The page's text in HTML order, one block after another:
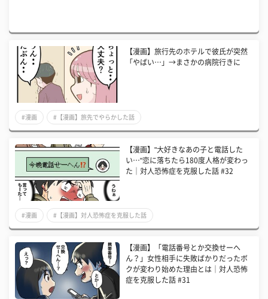
【漫画】旅行先のホテルで彼氏が突然
「やばい…」→まさかの病院行きに
#漫画 #【漫画】旅先でやらかした話
【漫画】"大好きなあの子と電話した
い…"恋に落ちたら180度人格が変わっ
た│対人恐怖症を克服した話 #32
#漫画 #【漫画】対人恐怖症を克服した話
【漫画】「電話番号とか交換せーへ
ん？」女性相手に失敗ばかりだったボ
クが変わり始めた理由とは│対人恐怖
症を克服した話 #31